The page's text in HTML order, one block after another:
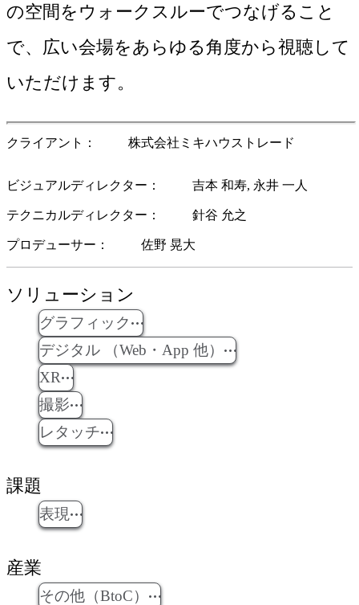
の空間をウォークスルーでつなげること
で、広い会場をあらゆる角度から視聴して
いただけます。
クライアント 株式会社ミキハウストレード
ビジュアルディレクター 吉本 和寿 永井 一人
テクニカルディレクター 針谷 允之
プロデューサー 佐野 晃大
ソリューション
グラフィック
デジタル （Web・App 他）
XR
撮影
レタッチ
課題
表現
産業
その他（BtoC）